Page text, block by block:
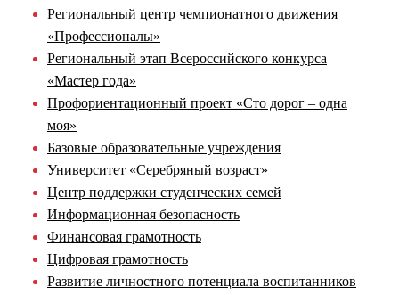
Региональный центр чемпионатного движения
«Профессионалы»
Региональный этап Всероссийского конкурса
«Мастер года»
Профориентационный проект «Сто дорог – одна
моя»
Базовые образовательные учреждения
Университет «Серебряный возраст»
Центр поддержки студенческих семей
Информационная безопасность
Финансовая грамотность
Цифровая грамотность
Развитие личностного потенциала воспитанников